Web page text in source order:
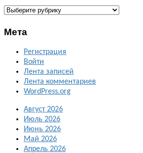
ГАЛЕРЕИ
Мета
Регистрация
Войти
Лента записей
Лента комментариев
WordPress.org
Август 2026
Июль 2026
Июнь 2026
Май 2026
Апрель 2026